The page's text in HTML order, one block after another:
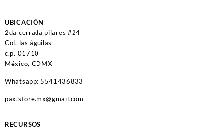
UBICACIÓN
2da cerrada pilares #24
Col. las águilas
c.p. 01710
México, CDMX
Whatsapp: 5541436833
pax.store.mx@gmail.com
RECURSOS